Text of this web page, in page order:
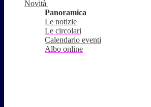
Novità
Panoramica
Le notizie
Le circolari
Calendario eventi
Albo online